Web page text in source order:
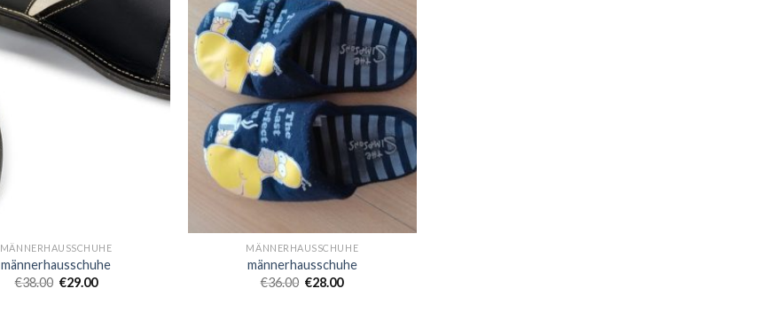
MÄNNERHAUSSCHUHE
männerhausschuhe
€38.00 €29.00
MÄNNERHAUSSCHUHE
männerhausschuhe
€36.00 €28.00